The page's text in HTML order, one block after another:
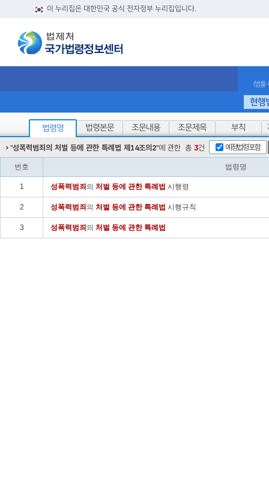
이 누리집은 대한민국 공식 전자정부 누리집입니다.
(법률
현행
법령명 법령본문 조문내용 조문제목 부칙
"성폭력범죄의 처벌 등에 관한 특례법 제14조의2"에 관한 총 3건 예정법령포함
번호 법령명
1 성폭력범 죄 의 처벌 등에 관한 특례법 시행령
2 성폭력범 죄 의 처벌 등에 관한 특례법 시행규칙
3 성폭력범 죄 의 처벌 등에 관한 특례법